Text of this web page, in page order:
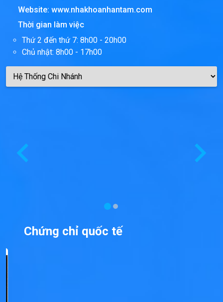
Website: www.nhakhoanhantam.com
Thời gian làm việc
Thứ 2 đến thứ 7: 8h00 - 20h00
Chủ nhật: 8h00 - 17h00
Chứng chỉ quốc tế